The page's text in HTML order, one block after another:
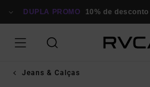
PARA
DUPLA PROMO 10% de desconto
Jeans & Calças